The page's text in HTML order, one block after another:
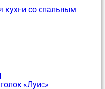
кухни со спальным
«Луис»